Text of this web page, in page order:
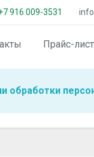
916 009-3531
Прайс-лист
обработки